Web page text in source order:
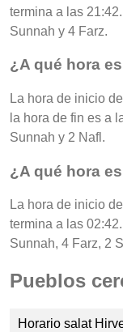
termina a las
Sunnah y 4 Farz.
¿A qué hora
La hora de inicio
la hora de fin es a
Sunnah y 2 Nafl.
¿A qué hora
La hora de inicio
termina a las
Sunnah, 4 Farz, 2
Pueblos
Horario salat